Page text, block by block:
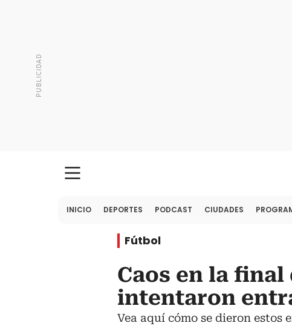
INICIO DEPORTES PODCAST CIUDADES
Fútbol
Caos en la
intentaron
Vea aquí cómo se dieron estos